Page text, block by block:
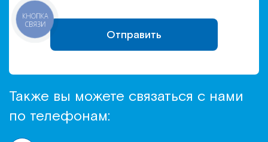
Отправить
Также вы можете связаться с нами
по телефонам:
КНОПКА
СВЯЗИ